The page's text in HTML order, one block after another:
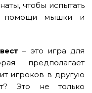
чтобы испытать
помощи мышки и
– это игра для
предполагает
игроков в другую
Это не только